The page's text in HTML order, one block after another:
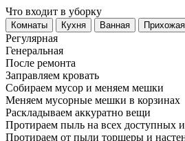
Что входит в уборку
Регу­лярная
Гене­ральная
После ремонта
Заправляем кровать
Собираем мусор и меняем мешки
Меняем мусорные мешки в корзинах
Раскладываем аккуратно вещи
Протираем пыль на всех доступных
Протираем от пыли торшеры и